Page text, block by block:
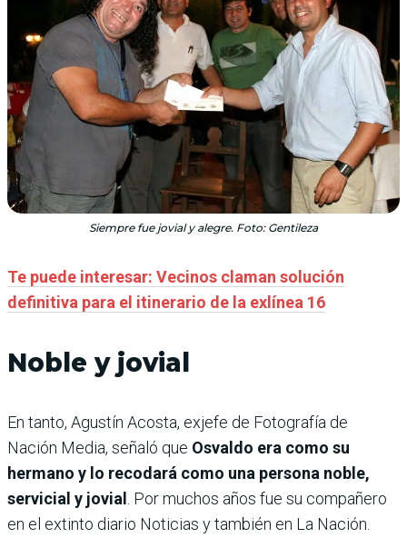
Siempre fue jovial y alegre. Foto: Gentileza
Te puede interesar: Vecinos claman solución
definitiva para el itinerario de la exlínea 16
Noble y jovial
En tanto, Agustín Acosta, exjefe de Fotografía de
Nación Media, señaló que Osvaldo era como su
hermano y lo recodará como una persona noble,
servicial y jovial . Por muchos años fue su compañero
en el extinto diario Noticias y también en La Nación.